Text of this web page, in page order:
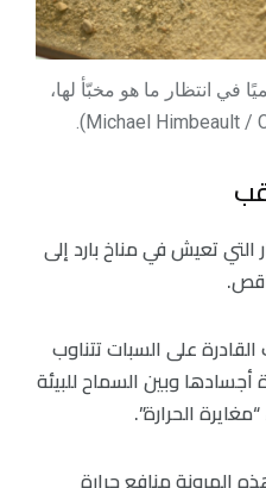
في انتظار ما هو مخبّأ لها،
التي تعيش في مناخ بارد إلى
القادرة على السبات تتناوب
أجسادها وبين السماح للبيئة
الحرارة”.